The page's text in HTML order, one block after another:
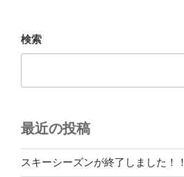
検索
最近の投稿
スキーシーズンが終了しました！！